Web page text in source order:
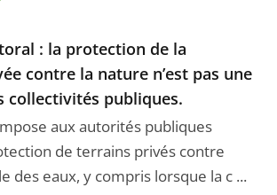
: la protection de la
contre la nature n’est pas une
collectivités publiques.
aux autorités publiques
de terrains privés contre
des eaux, y compris lorsque la c ...